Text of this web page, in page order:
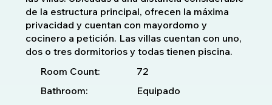
de la estructura principal, ofrecen la máxima
privacidad y cuentan con mayordomo y
cocinero a petición. Las villas cuentan con uno,
dos o tres dormitorios y todas tienen piscina.
Room Count:
72
Bathroom:
Equipado